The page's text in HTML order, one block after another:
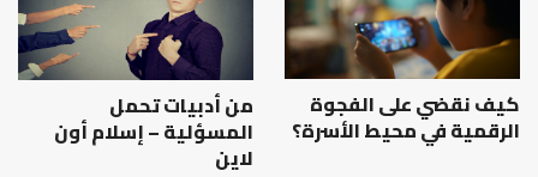
كيف نقضي على الفجوة
الرقمية في محيط الأسرة؟
من أدبيات تحمل
المسؤلية – إسلام أون
لاين